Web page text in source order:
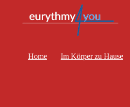
Home Im Körper zu Hause